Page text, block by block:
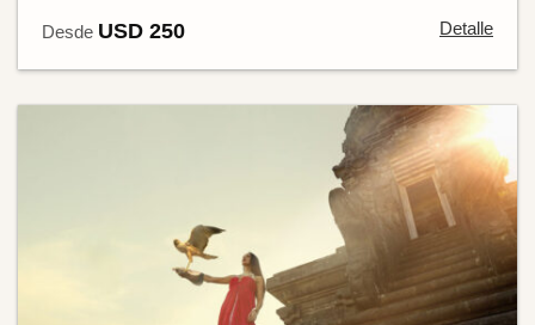
Desde USD 250 Detalle